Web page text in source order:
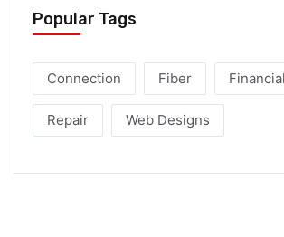
Popular Tags
Connection Fiber Financial
Repair Web Designs